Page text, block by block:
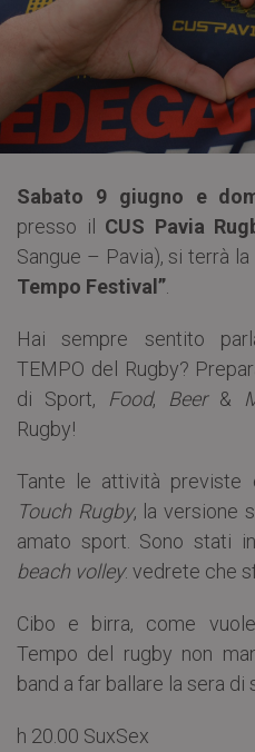
Sabato 9 giugno e
presso il CUS Pavia
Sangue – Pavia), si terrà
Tempo Festival”
Hai sempre sentito
TEMPO del Rugby?
di Sport, Food, Beer&
Rugby!
Tante le attività previste
Touch Rugby, la versione
amato sport. Sono stati
beach volley: vedrete che
Cibo e birra, come
Tempo del rugby non
band a far ballare la sera di
h 20.00 SuxSex